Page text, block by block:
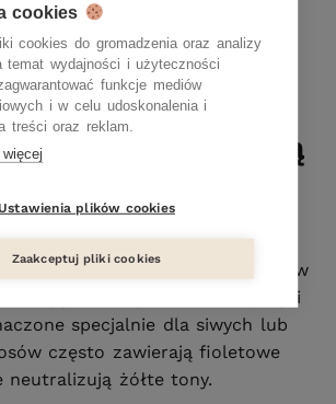
słoneczne może osłabić
włosów, dlatego warto
zapewniające ochronę
UV.
sprawdzą
siwych
tracących barwnik włosów
i odżywcze. Szampony i
specjalnie dla siwych lub
często zawierają fioletowe
neutralizują żółte tony.
cookies
cookies do gromadzenia oraz analizy
temat wydajności i użyteczności
funkcje mediów
i w celu udoskonalenia i
treści oraz reklam.
plików cookies
Zaakceptuj pliki cookies